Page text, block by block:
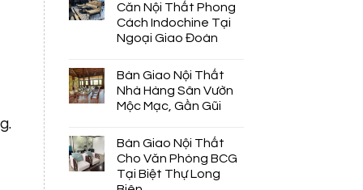
Căn Nội Thất Phong
Cách Indochine Tại
Ngoại Giao Đoàn
Bàn Giao Nội Thất
Nhà Hàng Sân Vườn
Mộc Mạc, Gần Gũi
Bàn Giao Nội Thất
Cho Văn Phòng BCG
Tại Biệt Thự Long